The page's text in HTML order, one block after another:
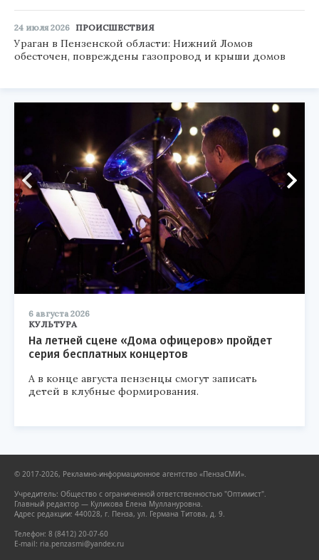
24 июля 2026 ПРОИСШЕСТВИЯ
Ураган в Пензенской области: Нижний Ломов
обесточен, повреждены газопровод и крыши домов
6 августа 2026
КУЛЬТУРА
На летней сцене «Дома офицеров» пройдет
серия бесплатных концертов
А в конце августа пензенцы смогут записать
детей в клубные формирования.
© 2017-2026, Рекламно-информационное агентство «ПензаСМИ».
Учредитель: Общество с ограниченной ответственностью "Оптимист".
Главный редактор — Куликова Елена Муллануровна.
Адрес редакции: 440028, г. Пенза, ул. Германа Титова, д. 9.
Телефон: 8 (8412) 20-07-60
E-mail: ria.penzasmi@yandex.ru